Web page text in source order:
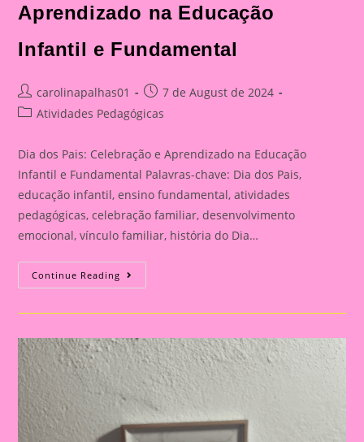
Aprendizado na Educação
Infantil e Fundamental
Post
author:
carolinapalhas01
Post
published:
7 de August de 2024
PostAtividades Pedagógicas
Dia dos Pais: Celebração e Aprendizado na Educação
Infantil e Fundamental Palavras-chave: Dia dos Pais,
educação infantil, ensino fundamental, atividades
pedagógicas, celebração familiar, desenvolvimento
emocional, vínculo familiar, história do Dia…
Continue Reading Atividade
Para
Dia
Dia
Dos
Pais:
Celebração
E
Aprendizado
Na
Educação
Infantil